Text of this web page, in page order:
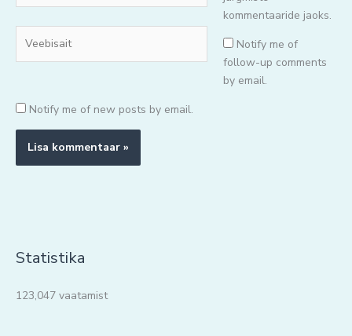
kommentaaride jaoks.
Notify me of
follow-up comments
by email.
Notify me of new posts by email.
Statistika
123,047 vaatamist